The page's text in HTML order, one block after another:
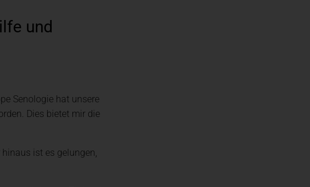
Lieferkettengesetz (LKSG)
und
Senologie hat unsere
Dies bietet mir die
ist es gelungen,